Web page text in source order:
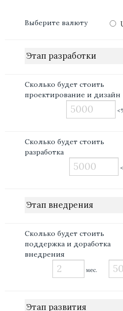
Выберите валюту
Этап разработки
Сколько будет стоить
проектирование и дизайн
Сколько будет стоить
разработка
Этап внедрения
Сколько будет стоить
поддержка и доработка
внедрения
мес.
Этап развития